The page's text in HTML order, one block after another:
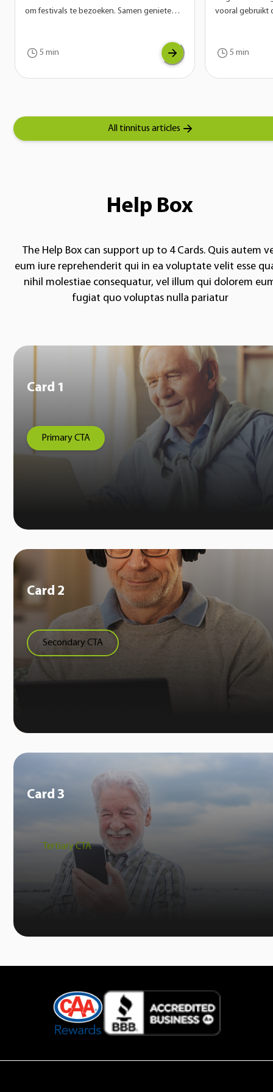
om festivals te bezoeken. Samen genieten
vaak nog lang hangen, maar dat geldt soms
helaas ook voor een ander geluid: een piep
of ruis in de oren.
5 min
vooral gebruikt
niet enkel
online
5 min
All tinnitus articles
Help Box
The Help Box can support up to 4 Cards. Quis autem
eum iure reprehenderit qui in ea voluptate velit esse
nihil molestiae consequatur, vel illum qui dolorem
fugiat quo voluptas nulla pariatur
Card 1
Primary CTA
Card 2
Secondary CTA
Card 3
Tertiary CTA